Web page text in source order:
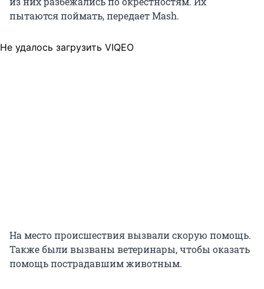
пытаются поймать, передает Mash.
Не удалось загрузить VIQEO
На место происшествия вызвали скорую помощь.
Также были вызваны ветеринары, чтобы оказать
помощь пострадавшим животным.